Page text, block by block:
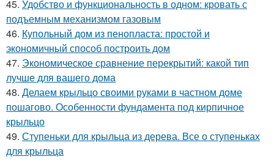
45. Удобство и функциональность в одном: кровать с
подъемным механизмом газовым
46. Купольный дом из пенопласта: простой и
экономичный способ построить дом
47. Экономическое сравнение перекрытий: какой тип
лучше для вашего дома
48. Делаем крыльцо своими руками в частном доме
пошагово. Особенности фундамента под кирпичное
крыльцо
49. Ступеньки для крыльца из дерева. Все о ступеньках
для крыльца